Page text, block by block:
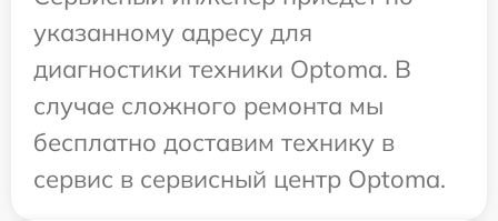
указанному адресу для
диагностики техники Optoma. В
случае сложного ремонта мы
бесплатно доставим технику в
сервис в сервисный центр Optoma.